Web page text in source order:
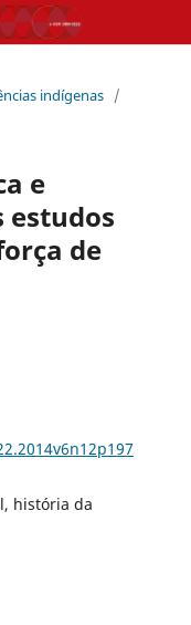
indígenas /
e
estudos
de
história da